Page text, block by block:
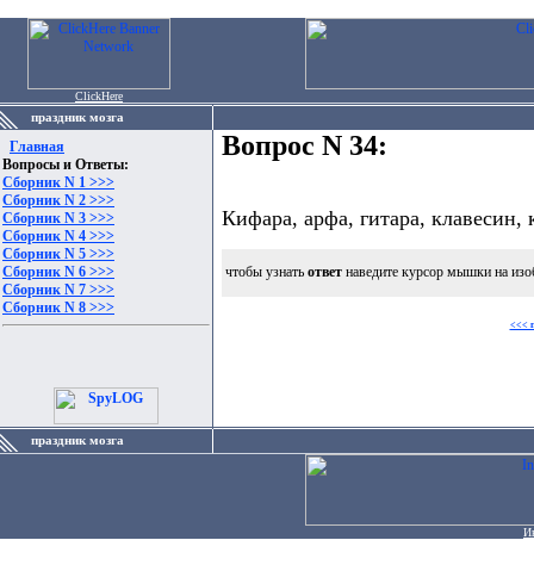
ClickHere
праздник мозга
Главная
Вопросы и Ответы:
Сборник N 1 >>>
Сборник N 2 >>>
Сборник N 3 >>>
Сборник N 4 >>>
Сборник N 5 >>>
Сборник N 6 >>>
Сборник N 7 >>>
Сборник N 8 >>>
Вопрос N 34:
Кифара, арфа, гитара, клавесин,
чтобы узнать ответ наведите курсор мышки на
<<<
праздник мозга